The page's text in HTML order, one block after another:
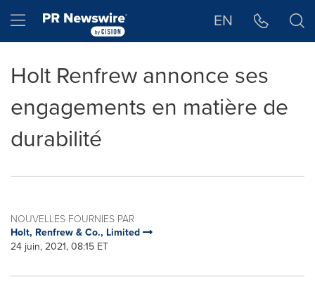
Hamburger menu EN
Holt Renfrew annonce ses
engagements en matière de
durabilité
NOUVELLES FOURNIES PAR
Holt, Renfrew & Co., Limited
24 juin, 2021, 08:15 ET